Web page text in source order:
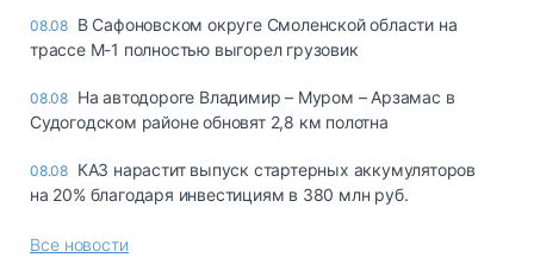
08.08 В Сафоновском округе Смоленской области на
трассе М-1 полностью выгорел грузовик
08.08 На автодороге Владимир – Муром – Арзамас в
Судогодском районе обновят 2,8 км полотна
08.08 КАЗ нарастит выпуск стартерных аккумуляторов
на 20% благодаря инвестициям в 380 млн руб.
Все новости